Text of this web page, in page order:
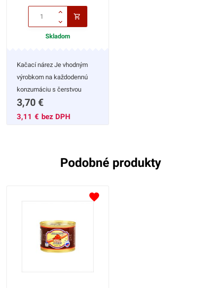
Skladom
Kačací nárez Je vhodným
výrobkom na každodennú
konzumáciu s čerstvou
zeleninou.
3,70 €
3,11 € bez DPH
Podobné produkty